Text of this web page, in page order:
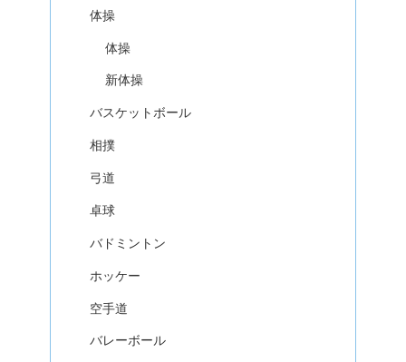
体操
体操
新体操
バスケットボール
相撲
弓道
卓球
バドミントン
ホッケー
空手道
バレーボール